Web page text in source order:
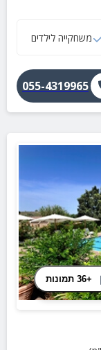
משחקייה לילדים
055-4319965
+36 תמונות